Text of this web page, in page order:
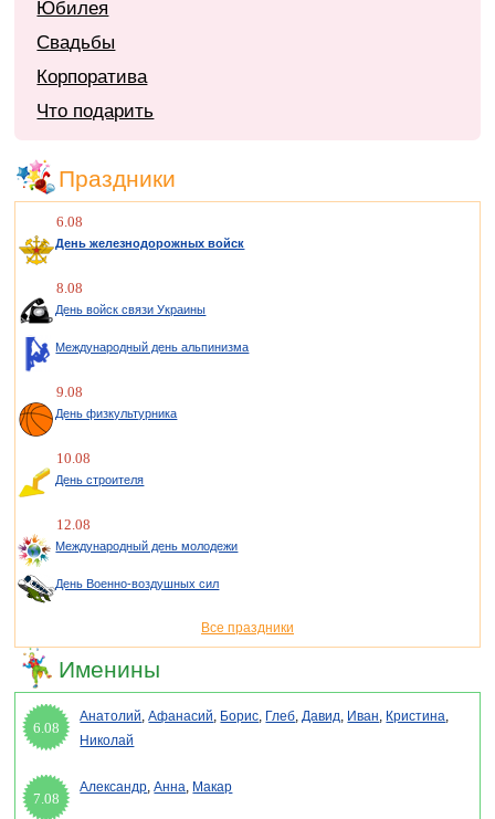
Юбилея
Свадьбы
Корпоратива
Что подарить
Праздники
6.08
День железнодорожных войск
8.08
День войск связи Украины
Международный день альпинизма
9.08
День физкультурника
10.08
День строителя
12.08
Международный день молодежи
День Военно-воздушных сил
Все праздники
Именины
6.08
Анатолий,Афанасий, Борис, Глеб,Давид, Иван, Кристина,
Николай
7.08
Александр,Анна, Макар